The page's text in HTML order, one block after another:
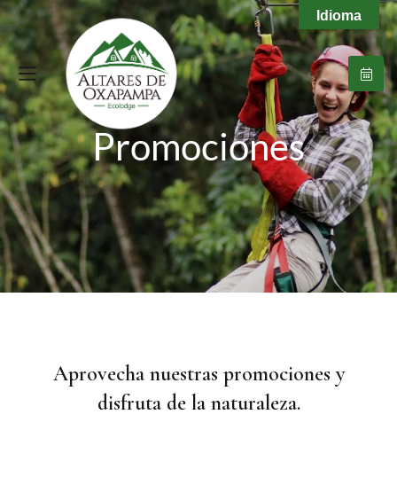
Promociones
Aprovecha nuestras promociones y
disfruta de la naturaleza.
Idioma